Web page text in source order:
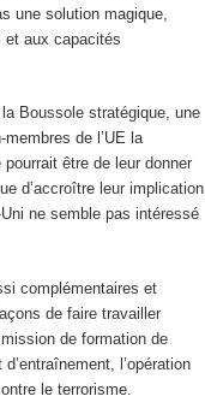
une solution magique,
et aux capacités
Boussole stratégique, une
de l’UE la
être de leur donner
d’accroître leur implication
ne semble pas intéressé
complémentaires et
de faire travailler
de formation de
l’opération
le terrorisme.